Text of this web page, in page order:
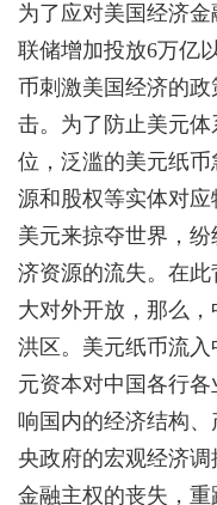
为了应对美国经济
联储增加投放6万亿
币刺激美国经济的
击。为了防止美元
位，泛滥的美元纸
源和股权等实体对
美元来掠夺世界，
济资源的流失。在
大对外开放，那么
洪区。美元纸币流
元资本对中国各行
响国内的经济结构
央政府的宏观经济
金融主权的丧失，